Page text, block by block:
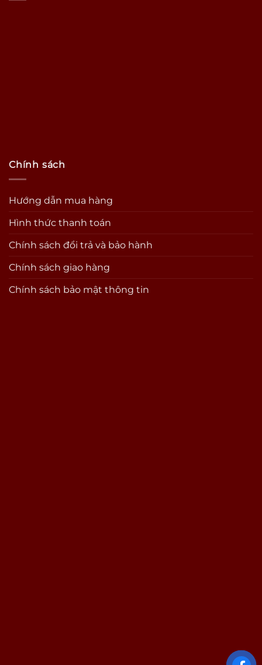
Chính sách
Hướng dẫn mua hàng
Hình thức thanh toán
Chính sách đổi trả và bảo hành
Chính sách giao hàng
Chính sách bảo mật thông tin